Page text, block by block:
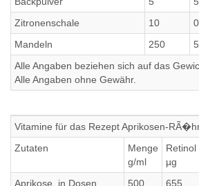
Zitronenschale
10
Mandeln
250
Alle Angaben beziehen sich auf das
Alle Angaben ohne Gewähr.
Vitamine für das Rezept Aprikosen-
Zutaten
Menge
g/ml
Retinol
µg
Aprikose, in Dosen
500 655